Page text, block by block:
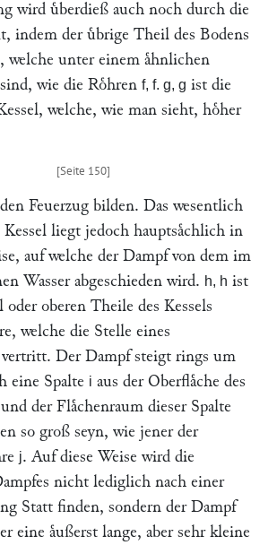
wird uͤberdieß auch noch durch die
indem der uͤbrige Theil des Bodens
welche unter einem aͤhnlichen
wie die Roͤhren f, f. g, g ist die
welche, wie man sieht, hoͤher
Feuerzug bilden. Das wesentlich
Kessel liegt jedoch hauptsaͤchlich in
auf welche der Dampf von dem im
Wasser abgeschieden wird. h, h ist
oder oberen Theile des Kessels
welche die Stelle eines
vertritt. Der Dampf steigt rings um
eine Spalte i aus der Oberflaͤche des
der Flaͤchenraum dieser Spalte
so groß seyn, wie jener der
j. Auf diese Weise wird die
nicht lediglich nach einer
Statt finden, sondern der Dampf
eine aͤußerst lange, aber sehr kleine